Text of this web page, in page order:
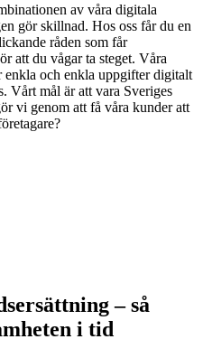
av våra digitala
gör skillnad. Hos oss får du en
råden som får
att du vågar ta steget. Våra
enkla och enkla uppgifter digitalt
Vårt mål är att vara Sveriges
vi genom att få våra kunder att
– så
i tid